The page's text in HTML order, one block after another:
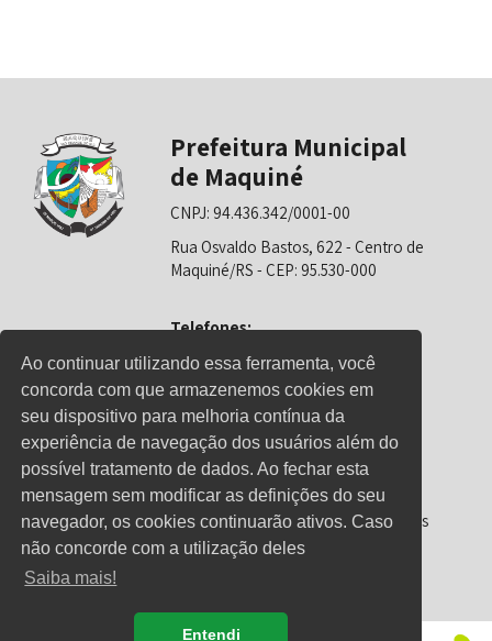
Ao continuar utilizando essa ferramenta, você
concorda com que armazenemos cookies em
seu dispositivo para melhoria contínua da
experiência de navegação dos usuários além do
possível tratamento de dados. Ao fechar esta
mensagem sem modificar as definições do seu
navegador, os cookies continuarão ativos. Caso
não concorde com a utilização deles
Saiba mais!
Entendi
Prefeitura Municipal
de Maquiné
CNPJ: 94.436.342/0001-00
Rua Osvaldo Bastos, 622 - Centro de
Maquiné/RS - CEP: 95.530-000
Telefones:
0800-6281325 (Prefeitura)
0800-6281326 (Educação)
0800-6281139 (Saúde)
Horário de Atendimento
Segunda-feira a sexta-feira: 08h00 às
12h00 e 13h00 às 17h00